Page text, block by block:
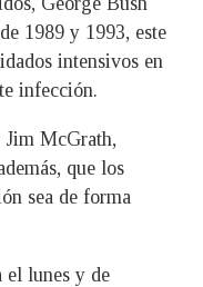
1989 y 1993, este
intensivos en
infección.
Jim McGrath,
que los
sea de forma
el lunes y de